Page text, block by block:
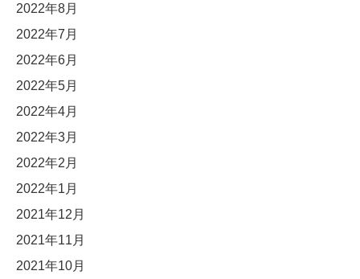
2022年8月
2022年7月
2022年6月
2022年5月
2022年4月
2022年3月
2022年2月
2022年1月
2021年12月
2021年11月
2021年10月